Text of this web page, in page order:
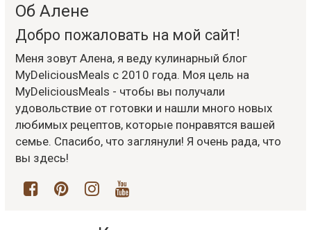
Об Алене
Добро пожаловать на мой сайт!
Меня зовут Алена, я веду кулинарный блог
MyDeliciousMeals с 2010 года. Моя цель на
MyDeliciousMeals - чтобы вы получали
удовольствие от готовки и нашли много новых
любимых рецептов, которые понравятся вашей
семье. Спасибо, что заглянули! Я очень рада, что
вы здесь!